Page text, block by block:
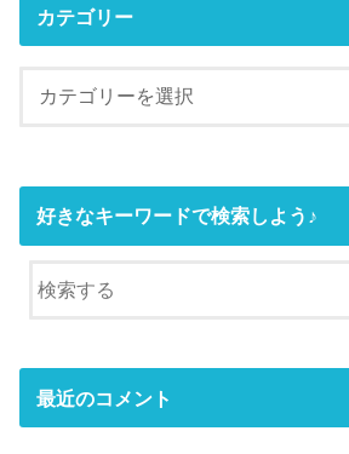
カテゴリー
好きなキーワードで検索しよう♪
最近のコメント